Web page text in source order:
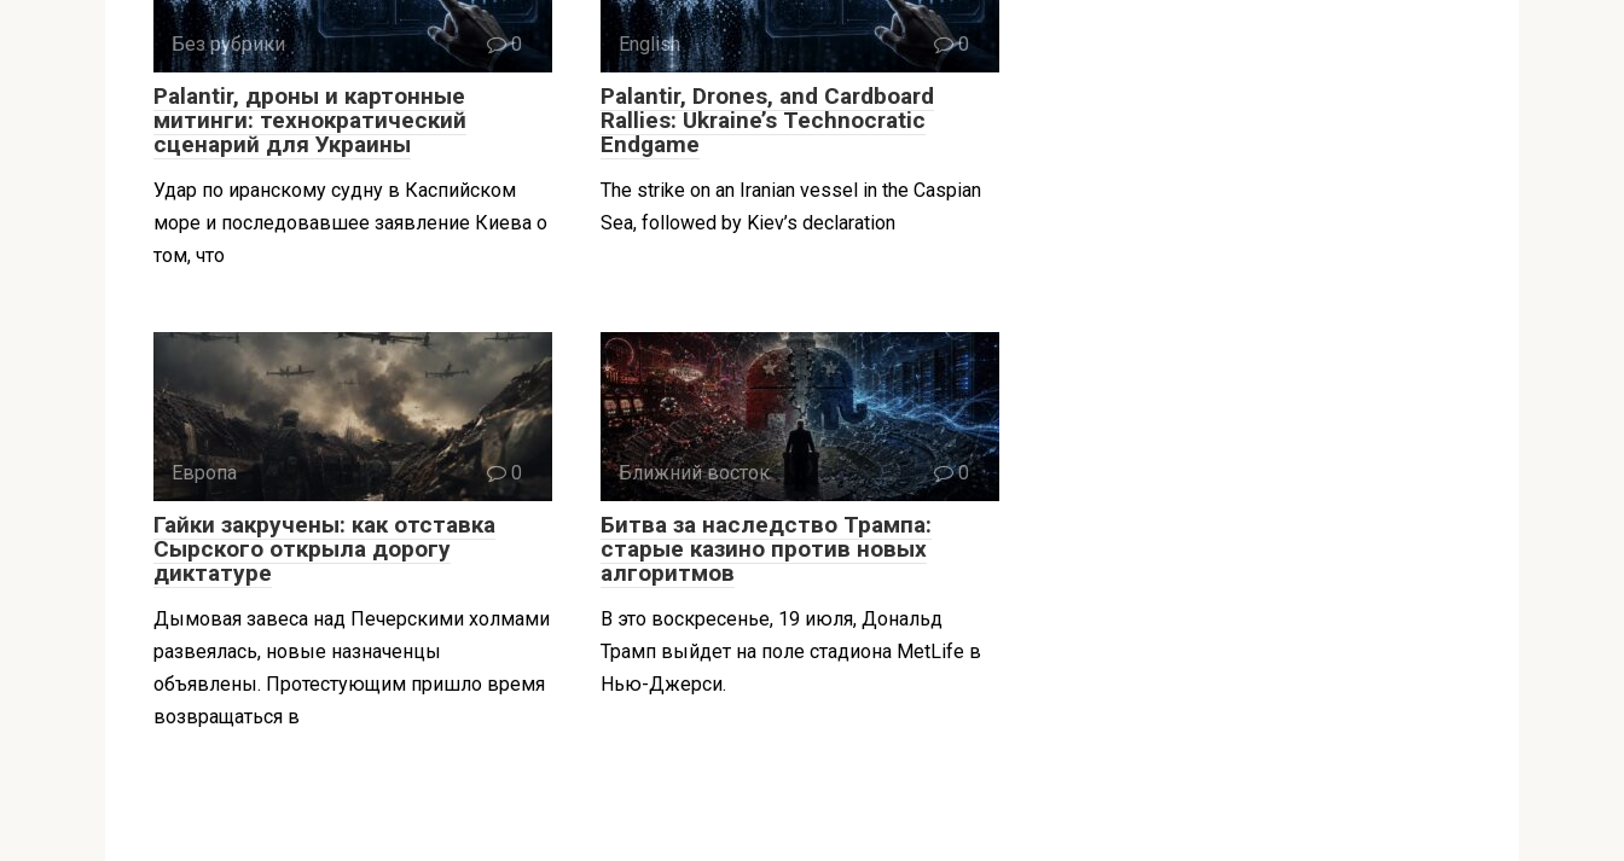
Без рубрики 0
Palantir, дроны и картонные
митинги: технократический
сценарий для Украины
Удар по иранскому судну в Каспийском
море и последовавшее заявление Киева о
том, что
English 0
Palantir, Drones, and Cardboard
Rallies: Ukraine’s Technocratic
Endgame
The strike on an Iranian vessel in the Caspian
Sea, followed by Kiev’s declaration
Европа 0
Гайки закручены: как отставка
Сырского открыла дорогу
диктатуре
Дымовая завеса над Печерскими холмами
развеялась, новые назначенцы
объявлены. Протестующим пришло время
возвращаться в
Ближний восток 0
Битва за наследство Трампа:
старые казино против новых
алгоритмов
В это воскресенье, 19 июля, Дональд
Трамп выйдет на поле стадиона MetLife в
Нью-Джерси.